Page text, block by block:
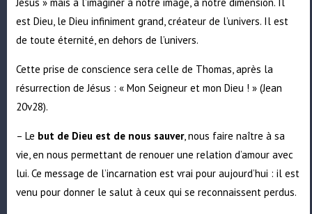
est Dieu, le Dieu infiniment grand, créateur de l’univers. Il est
de toute éternité, en dehors de l’univers.
Cette prise de conscience sera celle de Thomas, après la
résurrection de Jésus : « Mon Seigneur et mon Dieu ! » (Jean
20v28).
– Le but de Dieu est de nous sauver, nous faire naître à sa
vie, en nous permettant de renouer une relation d’amour avec
lui. Ce message de l’incarnation est vrai pour aujourd’hui : il est
venu pour donner le salut à ceux qui se reconnaissent perdus.